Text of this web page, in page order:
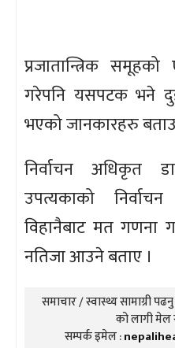
प्रजातान्त्रिक
गरेपनि यसपटक भने
भएको जानकारहरु
निर्वाचन अधिकृत
उपत्यकाको
विहानैबाट मत गणना
नतिजा आउने बताए ।
समाचार / स्वास्थ्य सामाग्री
को लागी मेल
सम्पर्क इमेल :